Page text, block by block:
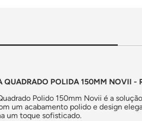
QUADRADO POLIDA 150MM NOVII -
Polido 150mm Novii é a
um acabamento polido e design
um toque sofisticado.